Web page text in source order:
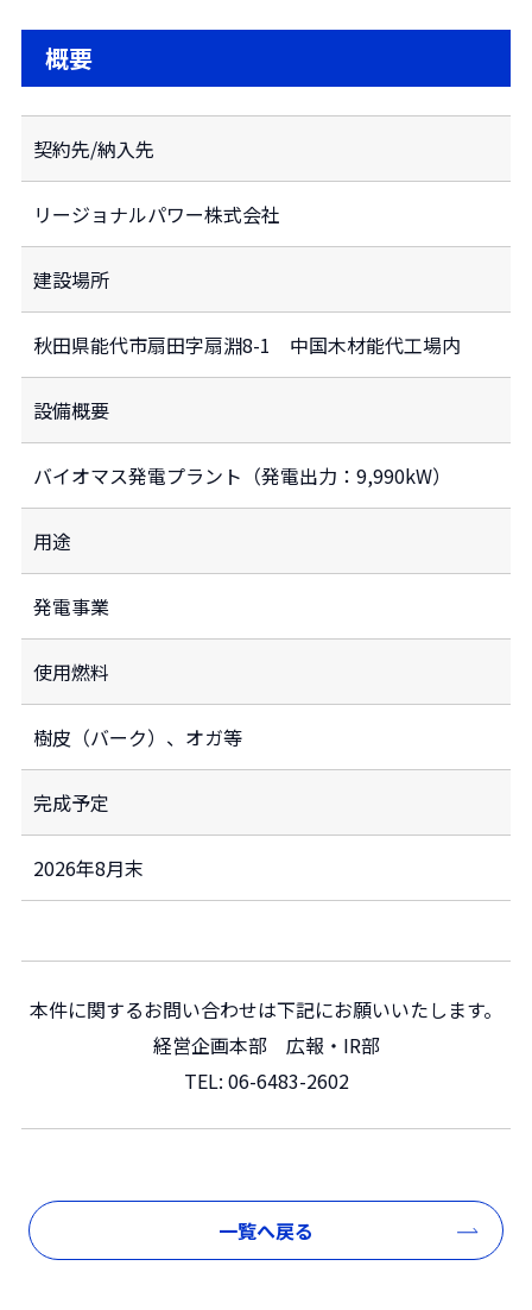
概要
契約先/納入先
リージョナルパワー株式会社
建設場所
秋田県能代市扇田字扇淵8-1 中国木材能代工場内
設備概要
バイオマス発電プラント（発電出力：9,990kW）
用途
発電事業
使用燃料
樹皮（バーク）、オガ等
完成予定
2026年8月末
本件に関するお問い合わせは下記にお願いいたします。
経営企画本部 広報・IR部
TEL: 06-6483-2602
一覧へ戻る